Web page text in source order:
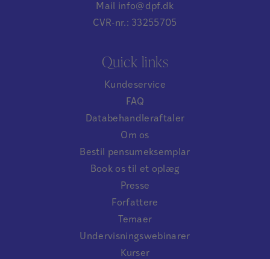
Mail info@dpf.dk
CVR-nr.: 33255705
Quick links
Kundeservice
FAQ
Databehandleraftaler
Om os
Bestil pensumeksemplar
Book os til et oplæg
Presse
Forfattere
Temaer
Undervisningswebinarer
Kurser